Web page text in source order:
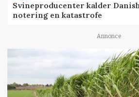
Svineproducenter kalder
notering en katastrofe
Annonce